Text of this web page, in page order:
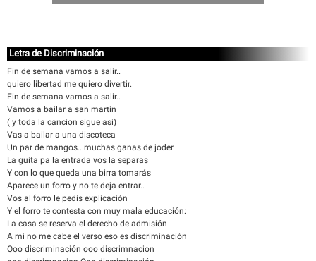
Letra de Discriminación
Fin de semana vamos a salir..
quiero libertad me quiero divertir.
Fin de semana vamos a salir..
Vamos a bailar a san martin
( y toda la cancion sigue asi)
Vas a bailar a una discoteca
Un par de mangos.. muchas ganas de joder
La guita pa la entrada vos la separas
Y con lo que queda una birra tomarás
Aparece un forro y no te deja entrar..
Vos al forro le pedís explicación
Y el forro te contesta con muy mala educación:
La casa se reserva el derecho de admisión
A mi no me cabe el verso eso es discriminación
Ooo discriminación ooo discrimnacion